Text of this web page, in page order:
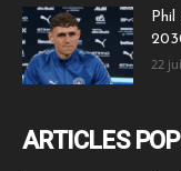
22
ARTICLES